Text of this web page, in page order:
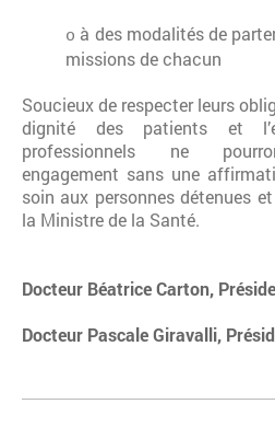
o à des modalités de
missions de chacun
Soucieux de respecter leurs
dignité des patients et
professionnels ne
engagement sans une
soin aux personnes détenues
la Ministre de la Santé.
Docteur Béatrice Carton,
Docteur Pascale Giravalli,